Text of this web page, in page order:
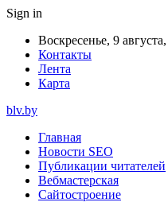
Sign in
Воскресенье, 9
Контакты
Лента
Карта
blv.by
Главная
Новости SEO
Публикации читателей
Вебмастерская
Сайтостроение